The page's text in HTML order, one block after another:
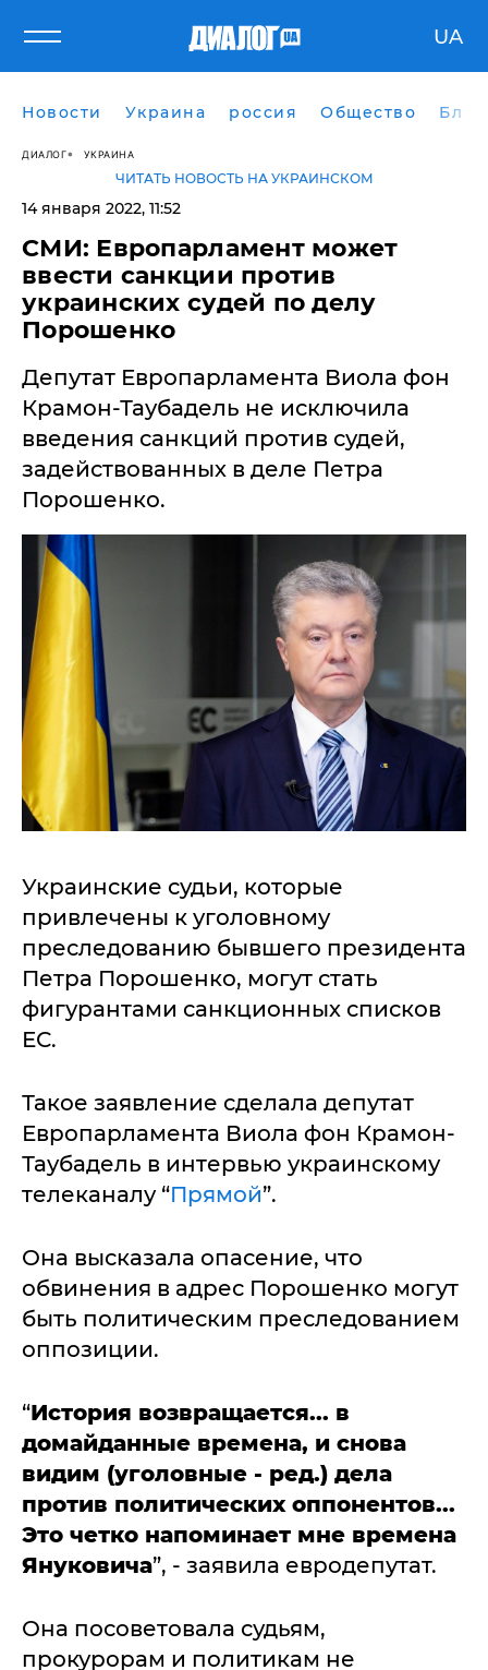
UA
Новости Украина россия Общество
ДИАЛОГ УКРАИНА
ЧИТАТЬ НОВОСТЬ НА УКРАИНСКОМ
14 января 2022, 11:52
​СМИ: Европарламент может
ввести санкции против
украинских судей по делу
Порошенко
Депутат Европарламента Виола фон
Крамон-Таубадель не исключила
введения санкций против судей,
задействованных в деле Петра
Порошенко.
Украинские судьи, которые
привлечены к уголовному
преследованию бывшего президента
Петра Порошенко, могут стать
фигурантами санкционных списков
ЕС.
Такое заявление сделала депутат
Европарламента Виола фон Крамон-
Таубадель в интервью украинскому
телеканалу “Прямой”.
Она высказала опасение, что
обвинения в адрес Порошенко могут
быть политическим преследованием
оппозиции.
“История возвращается... в
домайданные времена, и снова
видим (уголовные - ред.) дела
против политических оппонентов...
Это четко напоминает мне времена
Януковича”, - заявила евродепутат.
Она посоветовала судьям,
прокурорам и политикам не